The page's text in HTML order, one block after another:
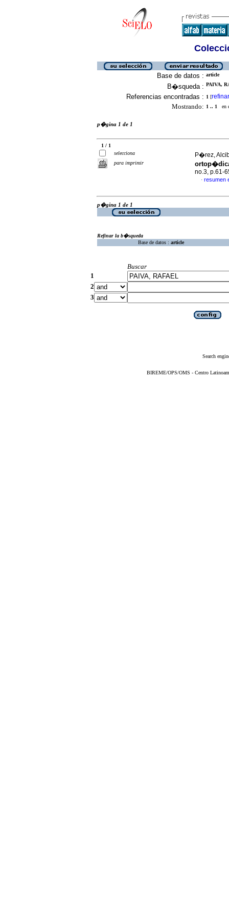
Base de datos : article
B�squeda : PAIVA,
Referencias encontradas : 1 [refinar
Mostrando: 1 .. 1 en
p�gina 1 de 1
1 / 1
selecciona
para imprimir
P�rez,
no.3, p.61-
· resumen
p�gina 1 de 1
Refinar la b�squeda
Base de datos : article
Buscar
1
2
3
Search
BIREME/OPS/OMS - Centro